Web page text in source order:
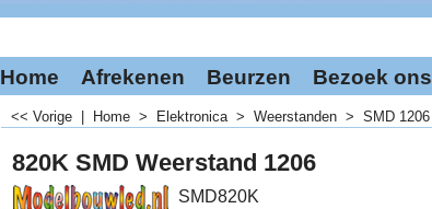
Home Afrekenen Beurzen Bezoek ons
<< Vorige Home > Elektronica> Weerstanden > SMD 1206
820K SMD Weerstand 1206
SMD820K